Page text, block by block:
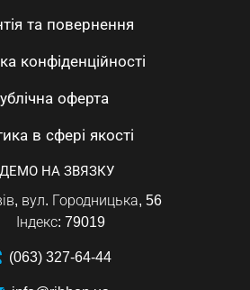
та повернення
конфіденційності
оферта
в сфері якості
НА ЗВЯЗКУ
вул. Городницька, 56
Індекс: 79019
(063) 327-64-44